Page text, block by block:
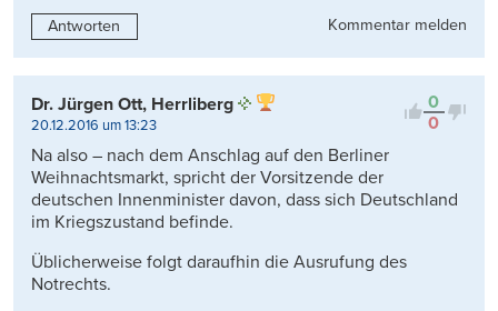
Antworten Kommentar melden
0
0
Dr. Jürgen Ott, Herrliberg
20.12.2016 um 13:23
Na also – nach dem Anschlag auf den Berliner
Weihnachtsmarkt, spricht der Vorsitzende der
deutschen Innenminister davon, dass sich Deutschland
im Kriegszustand befinde.
Üblicherweise folgt daraufhin die Ausrufung des
Notrechts.